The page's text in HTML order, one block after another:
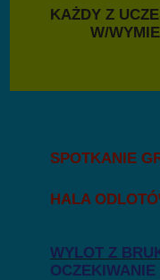
KAŻDY Z
W/
SPOTKANIE
HALA
WYLOT Z